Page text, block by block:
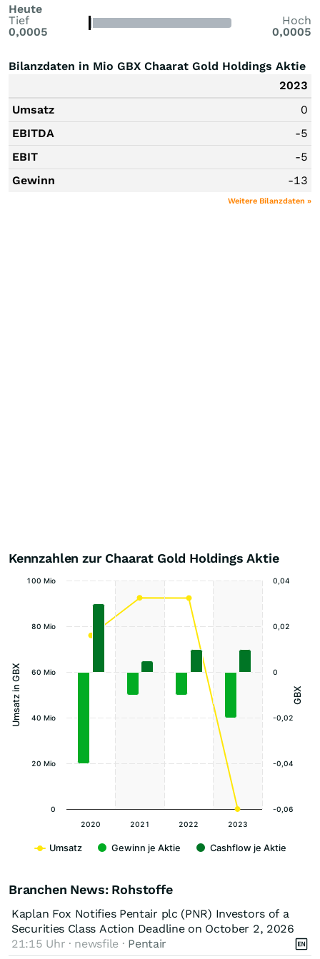
Heute
Tief
0,0005
Hoch
0,0005
Bilanzdaten in Mio GBX Chaarat Gold Holdings Aktie
2023
Umsatz
0
EBITDA
-5
EBIT
-5
Gewinn
-13
Weitere Bilanzdaten »
Kennzahlen zur Chaarat Gold Holdings Aktie
Umsatz in GBX GBX
Umsatz Gewinn je Aktie Cashflow je Aktie
2020 2021 2022 2023
0
20 Mio
40 Mio
60 Mio
80 Mio
100 Mio
-0,06
-0,04
-0,02
0
0,02
0,04
Branchen News: Rohstoffe
Kaplan Fox Notifies Pentair plc (PNR) Investors of a
Securities Class Action Deadline on October 2, 2026
21:15 Uhr · newsfile · Pentair